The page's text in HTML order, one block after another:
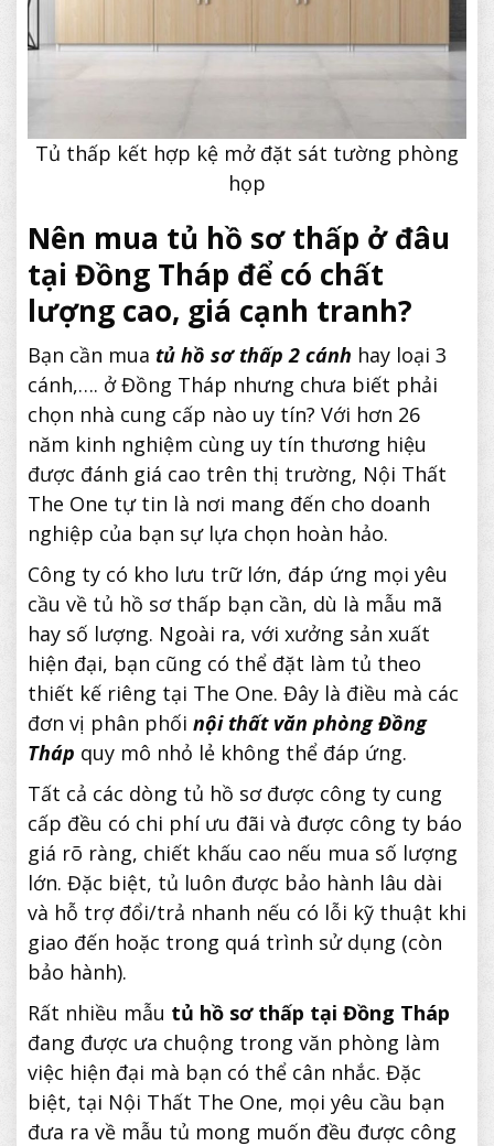
Tủ thấp kết hợp kệ mở đặt sát tường phòng
họp
Nên mua tủ hồ sơ thấp ở đâu
tại Đồng Tháp để có chất
lượng cao, giá cạnh tranh?
Bạn cần mua tủ hồ sơ thấp 2 cánh hay loại 3
cánh,…. ở Đồng Tháp nhưng chưa biết phải
chọn nhà cung cấp nào uy tín? Với hơn 26
năm kinh nghiệm cùng uy tín thương hiệu
được đánh giá cao trên thị trường, Nội Thất
The One tự tin là nơi mang đến cho doanh
nghiệp của bạn sự lựa chọn hoàn hảo.
Công ty có kho lưu trữ lớn, đáp ứng mọi yêu
cầu về tủ hồ sơ thấp bạn cần, dù là mẫu mã
hay số lượng. Ngoài ra, với xưởng sản xuất
hiện đại, bạn cũng có thể đặt làm tủ theo
thiết kế riêng tại The One. Đây là điều mà các
đơn vị phân phối nội thất văn phòng Đồng
Tháp quy mô nhỏ lẻ không thể đáp ứng.
Tất cả các dòng tủ hồ sơ được công ty cung
cấp đều có chi phí ưu đãi và được công ty báo
giá rõ ràng, chiết khấu cao nếu mua số lượng
lớn. Đặc biệt, tủ luôn được bảo hành lâu dài
và hỗ trợ đổi/trả nhanh nếu có lỗi kỹ thuật khi
giao đến hoặc trong quá trình sử dụng (còn
bảo hành).
Rất nhiều mẫu tủ hồ sơ thấp tại Đồng Tháp
đang được ưa chuộng trong văn phòng làm
việc hiện đại mà bạn có thể cân nhắc. Đặc
biệt, tại Nội Thất The One, mọi yêu cầu bạn
đưa ra về mẫu tủ mong muốn đều được công